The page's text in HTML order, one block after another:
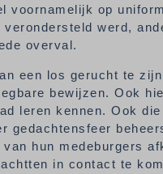
voornamelijk op
werd,
overval.
een los gerucht te
bewijzen. Ook
leren kennen. Ook
gedachtensfeer
van hun medeburgers
in contact te